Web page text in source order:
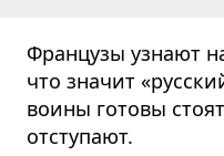
Французы узнают
что значит
воины готовы
отступают.